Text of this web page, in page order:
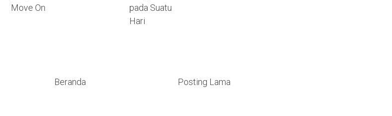
Move On
pada Suatu
Hari
Posting Lama
Beranda